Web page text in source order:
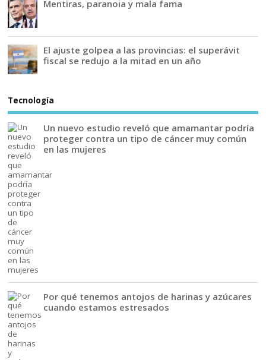
Mentiras, paranoia y mala fama
El ajuste golpea a las provincias: el superávit
fiscal se redujo a la mitad en un año
Tecnología
Un nuevo estudio reveló que amamantar podría
proteger contra un tipo de cáncer muy común
en las mujeres
Por qué tenemos antojos de harinas y azúcares
cuando estamos estresados